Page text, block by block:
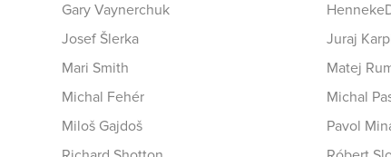
Gary Vaynerchuk
Josef Šlerka Juraj
Mari Smith Matej
Michal Fehér Michal
Miloš Gajdoš Pavol